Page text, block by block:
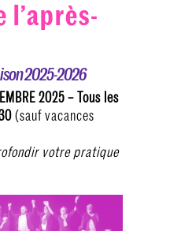
l’après-
2025-2026
2025 – Tous les
(sauf vacances
votre pratique